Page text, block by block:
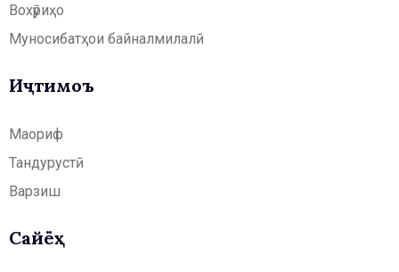
Вохӯриҳо
Муносибатҳои байналмилалӣ
Иҷтимоъ
Маориф
Тандурустӣ
Варзиш
Сайёҳӣ